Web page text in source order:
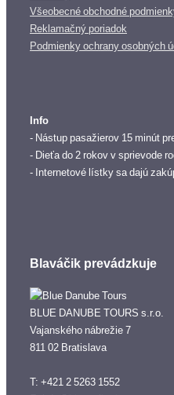
Všeobecné obchodné
Reklamačný poriadok
Podmienky ochrany osobných
Info
- Nástup pasažierov 15 minút
- Dieťa do 2 rokov v sprievode
- Internetové lístky sa dajú
Blaváčik prevádzkuje
BLUE DANUBE TOURS s.r.o.
Vajanského nábrežie 7
811 02 Bratislava
T: +421 2 5263 1552